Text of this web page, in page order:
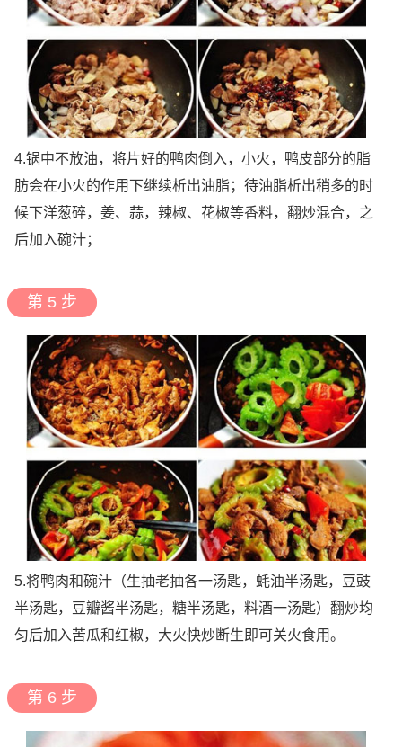
4.锅中不放油，将片好的鸭肉倒入，小火，鸭皮部分的脂
肪会在小火的作用下继续析出油脂；待油脂析出稍多的时
候下洋葱碎，姜、蒜，辣椒、花椒等香料，翻炒混合，之
后加入碗汁；
第 5 步
5.将鸭肉和碗汁（生抽老抽各一汤匙，蚝油半汤匙，豆豉
半汤匙，豆瓣酱半汤匙，糖半汤匙，料酒一汤匙）翻炒均
匀后加入苦瓜和红椒，大火快炒断生即可关火食用。
第 6 步